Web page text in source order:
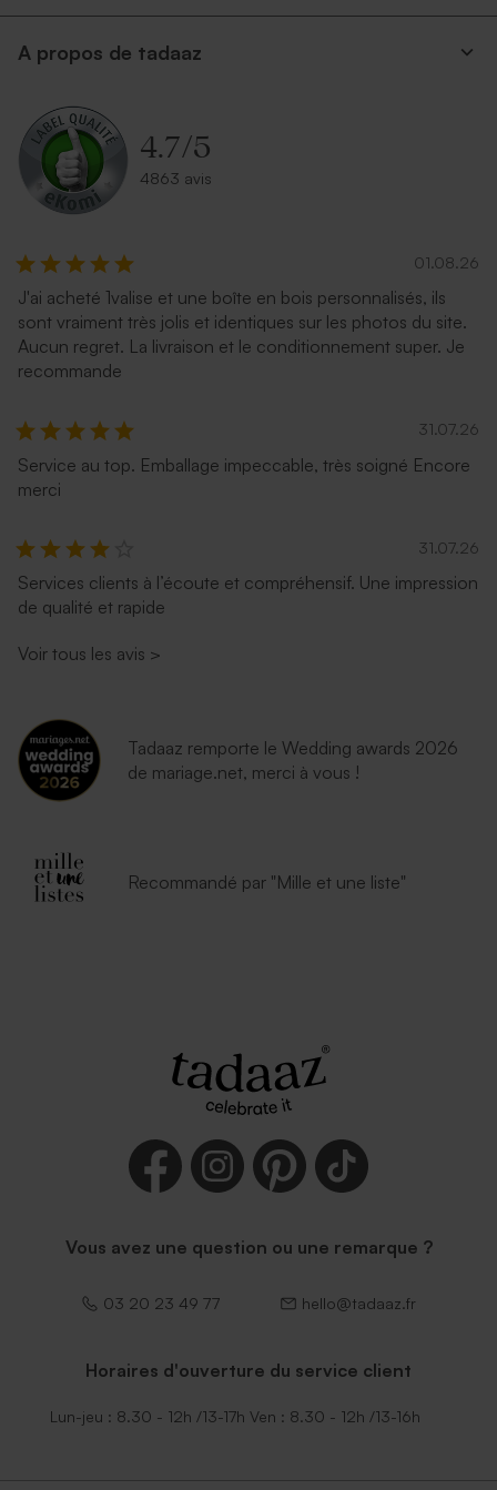
A propos de tadaaz
4.7/5
4863 avis
01.08.26
J'ai acheté 1valise et une boîte en bois personnalisés, ils
sont vraiment très jolis et identiques sur les photos du site.
Aucun regret. La livraison et le conditionnement super. Je
recommande
31.07.26
Service au top. Emballage impeccable, très soigné Encore
merci
31.07.26
Services clients à l’écoute et compréhensif. Une impression
de qualité et rapide
Voir tous les avis >
Tadaaz remporte le Wedding awards 2026
de mariage.net, merci à vous !
Recommandé par "Mille et une liste"
Vous avez une question ou une remarque ?
03 20 23 49 77 hello@tadaaz.fr
Horaires d'ouverture du service client
Lun-jeu : 8.30 - 12h /13-17h Ven : 8.30 - 12h /13-16h